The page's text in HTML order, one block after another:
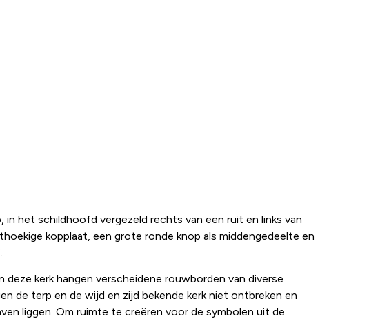
het schildhoofd vergezeld rechts van een ruit en links van
kopplaat, een grote ronde knop als middengedeelte en
kerk hangen verscheidene rouwborden van diverse
de terp en de wijd en zijd bekende kerk niet ontbreken en
liggen. Om ruimte te creëren voor de symbolen uit de